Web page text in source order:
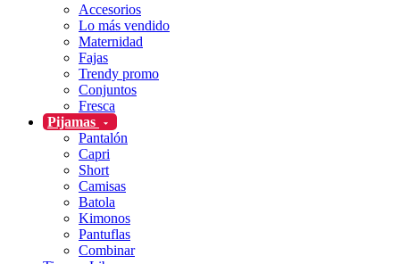
Accesorios
Lo más vendido
Maternidad
Fajas
Trendy promo
Conjuntos
Fresca
Pijamas
Pantalón
Capri
Short
Camisas
Batola
Kimonos
Pantuflas
Combinar